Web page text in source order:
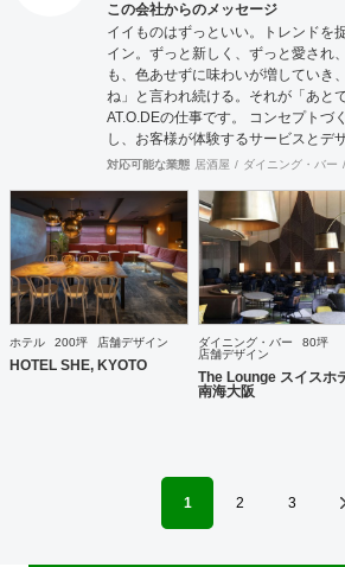
この会社からのメッセージ
イイものはずっといい。トレンドを
イン。ずっと新しく、ずっと愛され
も、色あせずに味わいが増していき
ね」と言われ続ける。それが「あと
AT.O.DEの仕事です。 コンセプトづ
し、お客様が体験するサービスとデ
案、ビジネスとトレンドのバランス
対応可能な業態 居酒屋 ダイニング・バー
ホテル 200坪 店舗デザイン
HOTEL SHE, KYOTO
ダイニング・バー
80坪
店舗デザイン
The Lounge スイスホ
南海大阪
1 2 3